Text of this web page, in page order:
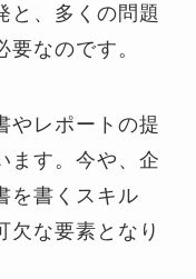
と、多くの問題
なのです。
やレポートの提
ます。今や、企
を書くスキル
欠な要素となり